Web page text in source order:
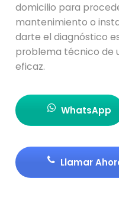
domicilio para
mantenimiento o
darte el diagnóstico
problema técnico de
eficaz.
WhatsApp
Llamar